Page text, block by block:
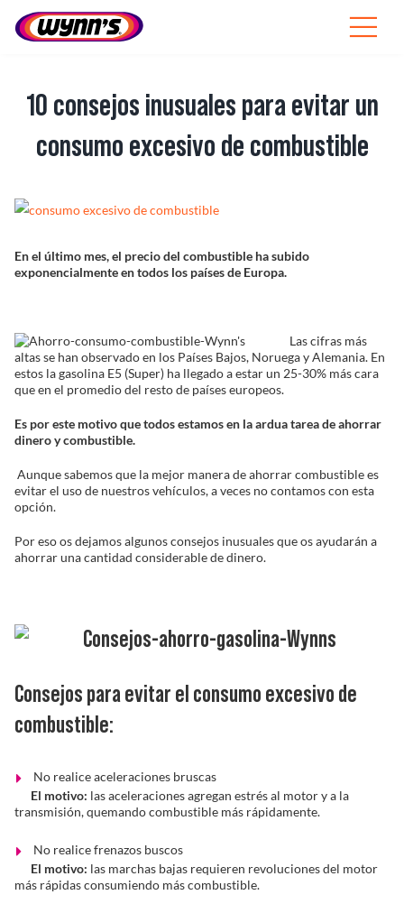
Toggle
FOR:
Consejos
Sobre Wynn’s
10 consejos inusuales para evitar un
consumo excesivo de combustible
View
Image
En el último mes, el precio del combustible ha subido
exponencialmente en todos los países de Europa.
Las cifras más
altas se han observado en los Países Bajos, Noruega y Alemania. En
estos la gasolina E5 (Super) ha llegado a estar un 25-30% más cara
que en el promedio del resto de países europeos.
Es por este motivo que todos estamos en la ardua tarea de ahorrar
dinero y combustible.
Aunque sabemos que la mejor manera de ahorrar combustible es
evitar el uso de nuestros vehículos, a veces no contamos con esta
opción.
Por eso os dejamos algunos consejos inusuales que os ayudarán a
ahorrar una cantidad considerable de dinero.
Consejos para evitar el consumo excesivo de
combustible:
No realice aceleraciones bruscas
El motivo: las aceleraciones agregan estrés al motor y a la
transmisión, quemando combustible más rápidamente.
No realice frenazos buscos
El motivo: las marchas bajas requieren revoluciones del motor
más rápidas consumiendo más combustible.